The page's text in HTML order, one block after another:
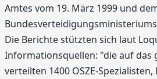
Amtes vom 19. März 1999 und
Die Berichte stützten sich laut
Informationsquellen: "die auf das
verteilten 1400 OSZE-Spezialisten,